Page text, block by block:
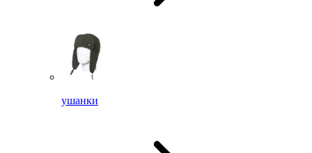
ушанки